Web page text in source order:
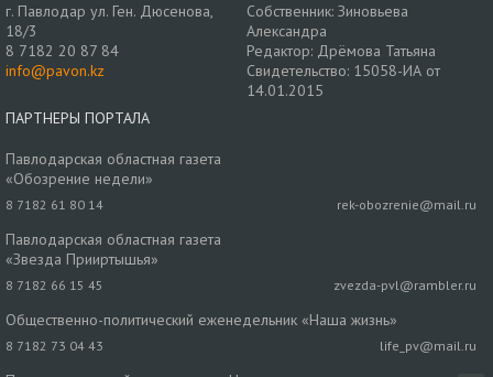
г. Павлодар ул. Ген. Дюсенова,
18/3
8 7182 20 87 84
info@pavon.kz
Собственник: Зиновьева
Александра
Редактор: Дрёмова Татьяна
Свидетельство: 15058-ИА от
14.01.2015
ПАРТНЕРЫ ПОРТАЛА
Павлодарская областная газета
«Обозрение недели»
8 7182 61 80 14 rek-obozrenie@mail.ru
Павлодарская областная газета
«Звезда Прииртышья»
8 7182 66 15 45 zvezda-pvl@rambler.ru
Общественно-политический еженедельник «Наша жизнь»
8 7182 73 04 43 life_pv@mail.ru